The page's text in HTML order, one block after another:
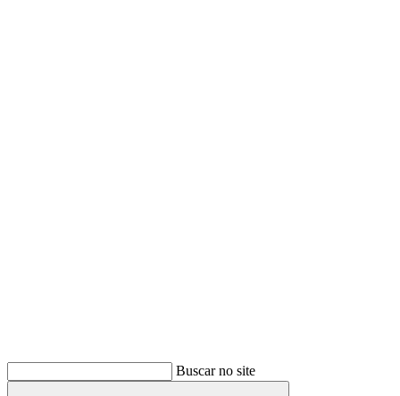
Buscar no site